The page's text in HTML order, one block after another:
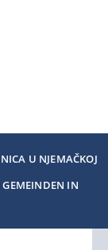
U NJEMAČKOJ
GEMEINDEN IN